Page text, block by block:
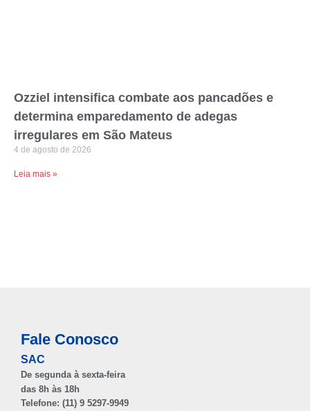
Ozziel intensifica combate aos pancadões e
determina emparedamento de adegas
irregulares em São Mateus
4 de agosto de 2026
Leia mais »
Fale Conosco
SAC
De segunda à sexta-feira
das 8h às 18h
Telefone: (11) 9 5297-9949